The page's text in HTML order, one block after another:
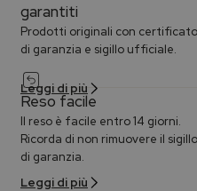
garantiti
Prodotti originali con certificato
di garanzia e sigillo ufficiale.
Leggi di più
Reso facile
Il reso è facile entro 14 giorni.
Ricorda di non rimuovere il sigillo
di garanzia.
Leggi di più